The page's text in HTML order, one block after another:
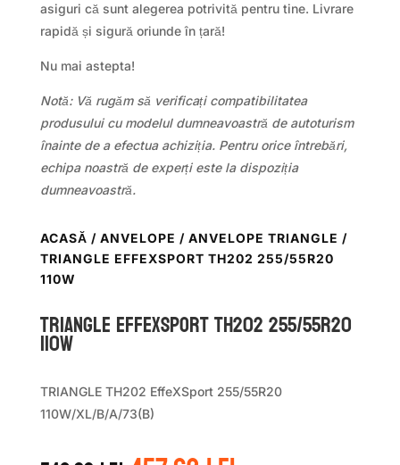
asiguri că sunt alegerea potrivită pentru tine. Livrare
rapidă și sigură oriunde în țară!
Nu mai astepta!
Notă: Vă rugăm să verificați compatibilitatea
produsului cu modelul dumneavoastră de autoturism
înainte de a efectua achiziția. Pentru orice întrebări,
echipa noastră de experți este la dispoziția
dumneavoastră.
ACASĂ / ANVELOPE / ANVELOPE TRIANGLE /
TRIANGLE EFFEXSPORT TH202 255/55R20
110W
TRIANGLE EFFEXSPORT TH202 255/55R20
110W
TRIANGLE TH202 EffeXSport 255/55R20
110W/XL/B/A/73(B)